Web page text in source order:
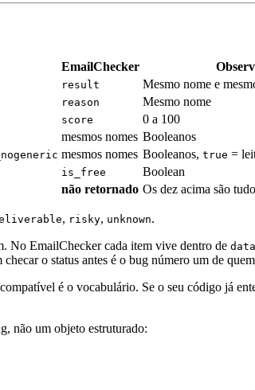
EmailChecker
result
Mesmo nome e
reason
Mesmo nome
score
0 a 100
mesmos nomes Booleanos
mesmos nomes Booleanos, true =
is_free
Boolean
não retornado Os dez acima são
, risky, unknown.
No EmailChecker cada item vive dentro de
checar o status antes é o bug número um de
é o vocabulário. Se o seu código já
não um objeto estruturado: